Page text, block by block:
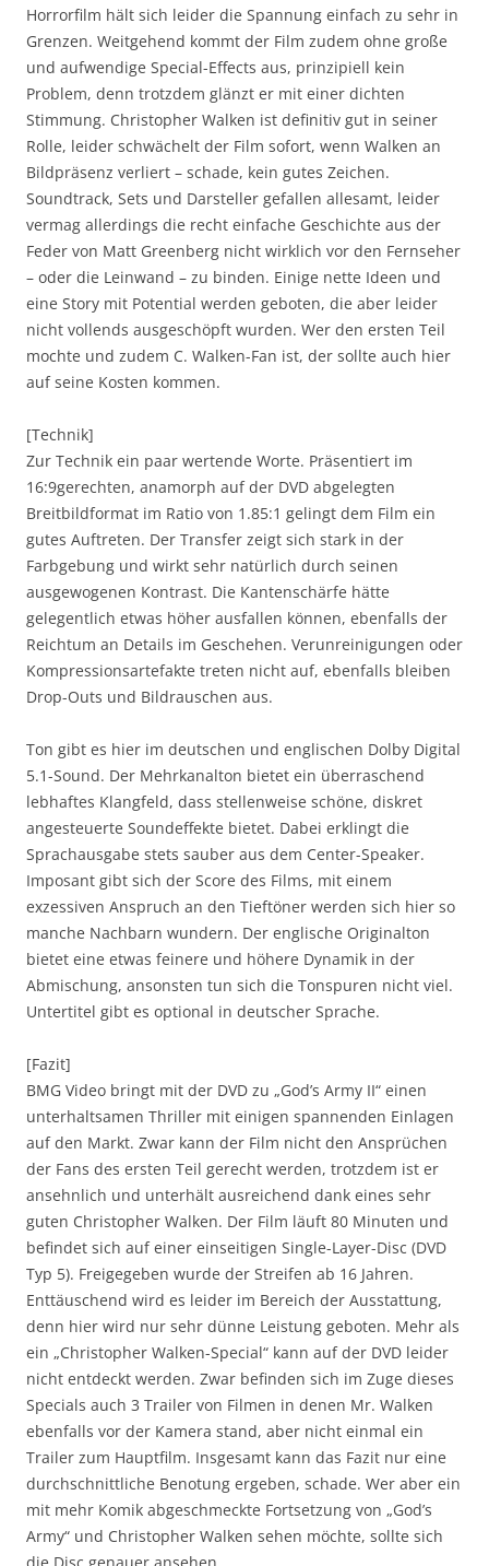
Horrorfilm hält sich leider die Spannung einfach zu sehr in
Grenzen. Weitgehend kommt der Film zudem ohne große
und aufwendige Special-Effects aus, prinzipiell kein
Problem, denn trotzdem glänzt er mit einer dichten
Stimmung. Christopher Walken ist definitiv gut in seiner
Rolle, leider schwächelt der Film sofort, wenn Walken an
Bildpräsenz verliert – schade, kein gutes Zeichen.
Soundtrack, Sets und Darsteller gefallen allesamt, leider
vermag allerdings die recht einfache Geschichte aus der
Feder von Matt Greenberg nicht wirklich vor den Fernseher
– oder die Leinwand – zu binden. Einige nette Ideen und
eine Story mit Potential werden geboten, die aber leider
nicht vollends ausgeschöpft wurden. Wer den ersten Teil
mochte und zudem C. Walken-Fan ist, der sollte auch hier
auf seine Kosten kommen.
[Technik]
Zur Technik ein paar wertende Worte. Präsentiert im
16:9gerechten, anamorph auf der DVD abgelegten
Breitbildformat im Ratio von 1.85:1 gelingt dem Film ein
gutes Auftreten. Der Transfer zeigt sich stark in der
Farbgebung und wirkt sehr natürlich durch seinen
ausgewogenen Kontrast. Die Kantenschärfe hätte
gelegentlich etwas höher ausfallen können, ebenfalls der
Reichtum an Details im Geschehen. Verunreinigungen oder
Kompressionsartefakte treten nicht auf, ebenfalls bleiben
Drop-Outs und Bildrauschen aus.
Ton gibt es hier im deutschen und englischen Dolby Digital
5.1-Sound. Der Mehrkanalton bietet ein überraschend
lebhaftes Klangfeld, dass stellenweise schöne, diskret
angesteuerte Soundeffekte bietet. Dabei erklingt die
Sprachausgabe stets sauber aus dem Center-Speaker.
Imposant gibt sich der Score des Films, mit einem
exzessiven Anspruch an den Tieftöner werden sich hier so
manche Nachbarn wundern. Der englische Originalton
bietet eine etwas feinere und höhere Dynamik in der
Abmischung, ansonsten tun sich die Tonspuren nicht viel.
Untertitel gibt es optional in deutscher Sprache.
[Fazit]
BMG Video bringt mit der DVD zu „God’s Army II“ einen
unterhaltsamen Thriller mit einigen spannenden Einlagen
auf den Markt. Zwar kann der Film nicht den Ansprüchen
der Fans des ersten Teil gerecht werden, trotzdem ist er
ansehnlich und unterhält ausreichend dank eines sehr
guten Christopher Walken. Der Film läuft 80 Minuten und
befindet sich auf einer einseitigen Single-Layer-Disc (DVD
Typ 5). Freigegeben wurde der Streifen ab 16 Jahren.
Enttäuschend wird es leider im Bereich der Ausstattung,
denn hier wird nur sehr dünne Leistung geboten. Mehr als
ein „Christopher Walken-Special“ kann auf der DVD leider
nicht entdeckt werden. Zwar befinden sich im Zuge dieses
Specials auch 3 Trailer von Filmen in denen Mr. Walken
ebenfalls vor der Kamera stand, aber nicht einmal ein
Trailer zum Hauptfilm. Insgesamt kann das Fazit nur eine
durchschnittliche Benotung ergeben, schade. Wer aber ein
mit mehr Komik abgeschmeckte Fortsetzung von „God’s
Army“ und Christopher Walken sehen möchte, sollte sich